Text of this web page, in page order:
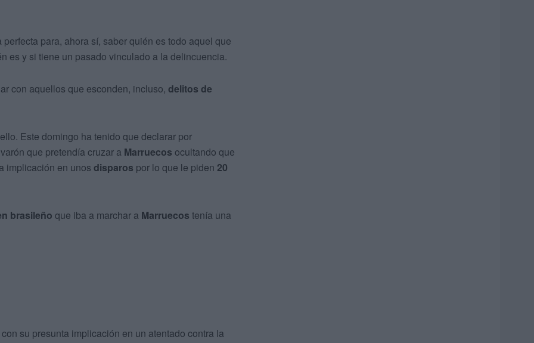
para, ahora sí, saber quién es todo aquel que
es y si tiene un pasado vinculado a la delincuencia.
con aquellos que esconden, incluso, delitos de
Este domingo ha tenido que declarar por
que pretendía cruzar a Marruecos ocultando que
implicación en unos disparos por lo que le piden 20
brasileño que iba a marchar a Marruecos tenía una
su presunta implicación en un atentado contra la